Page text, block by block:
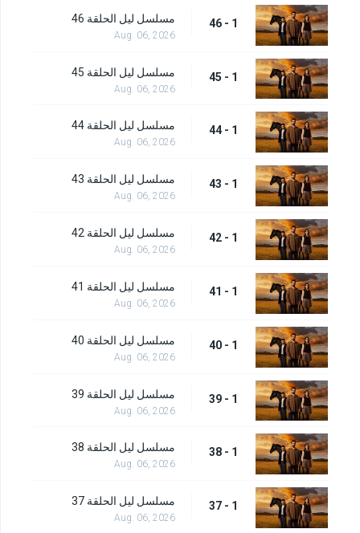
1 - 46 مسلسل ليل الحلقة 46
Aug. 06, 2026
1 - 45 مسلسل ليل الحلقة 45
Aug. 06, 2026
1 - 44 مسلسل ليل الحلقة 44
Aug. 06, 2026
1 - 43 مسلسل ليل الحلقة 43
Aug. 06, 2026
1 - 42 مسلسل ليل الحلقة 42
Aug. 06, 2026
1 - 41 مسلسل ليل الحلقة 41
Aug. 06, 2026
1 - 40 مسلسل ليل الحلقة 40
Aug. 06, 2026
1 - 39 مسلسل ليل الحلقة 39
Aug. 06, 2026
1 - 38 مسلسل ليل الحلقة 38
Aug. 06, 2026
1 - 37 مسلسل ليل الحلقة 37
Aug. 06, 2026